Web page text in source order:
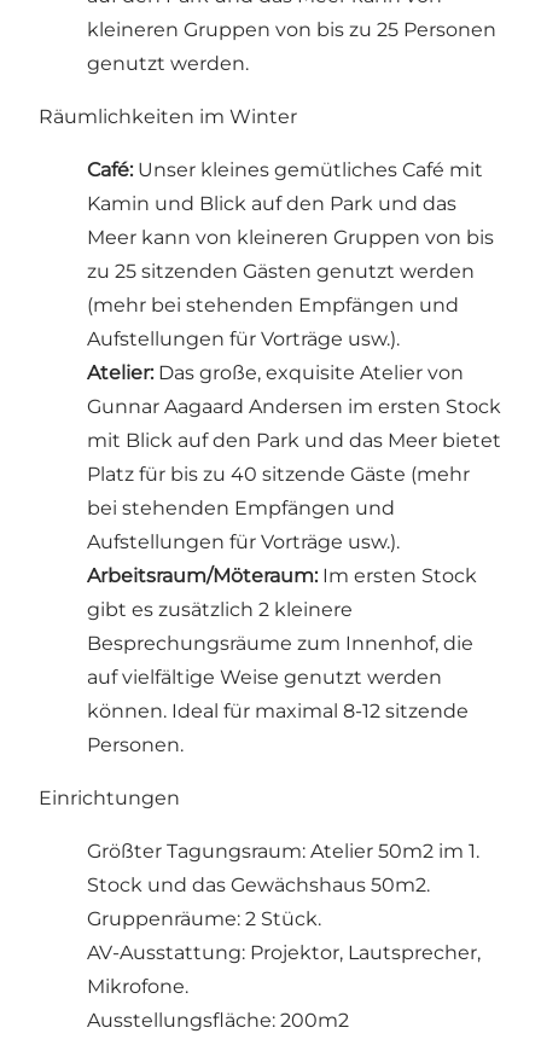
kleineren Gruppen von bis zu 25 Personen
genutzt werden.
Räumlichkeiten im Winter
Café: Unser kleines gemütliches Café mit
Kamin und Blick auf den Park und das
Meer kann von kleineren Gruppen von bis
zu 25 sitzenden Gästen genutzt werden
(mehr bei stehenden Empfängen und
Aufstellungen für Vorträge usw.).
Atelier: Das große, exquisite Atelier von
Gunnar Aagaard Andersen im ersten Stock
mit Blick auf den Park und das Meer bietet
Platz für bis zu 40 sitzende Gäste (mehr
bei stehenden Empfängen und
Aufstellungen für Vorträge usw.).
Arbeitsraum/Möteraum: Im ersten Stock
gibt es zusätzlich 2 kleinere
Besprechungsräume zum Innenhof, die
auf vielfältige Weise genutzt werden
können. Ideal für maximal 8-12 sitzende
Personen.
Einrichtungen
Größter Tagungsraum: Atelier 50m2 im 1.
Stock und das Gewächshaus 50m2.
Gruppenräume: 2 Stück.
AV-Ausstattung: Projektor, Lautsprecher,
Mikrofone.
Ausstellungsfläche: 200m2